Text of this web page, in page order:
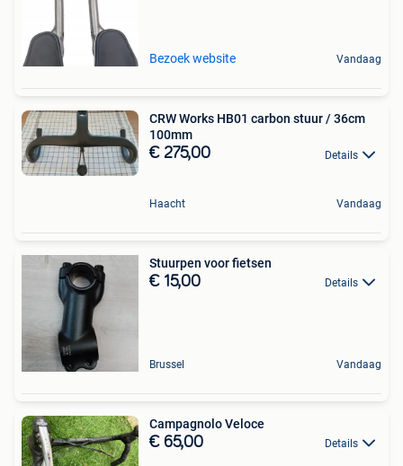
Bezoek website Vandaag
CRW Works HB01 carbon stuur / 36cm
100mm
€ 275,00 Details
Haacht Vandaag
Stuurpen voor fietsen
€ 15,00 Details
Brussel Vandaag
Campagnolo Veloce
€ 65,00 Details